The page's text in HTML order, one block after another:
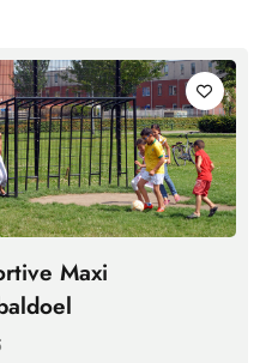
Maxi